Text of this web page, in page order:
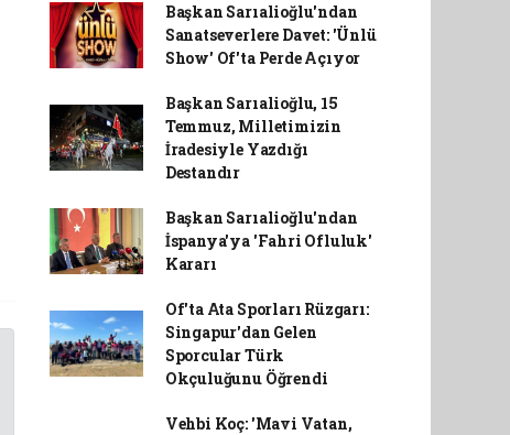
Başkan Sarıalioğlu'ndan
Sanatseverlere Davet: 'Ünlü
Show' Of'ta Perde Açıyor
Başkan Sarıalioğlu, 15
Temmuz, Milletimizin
İradesiyle Yazdığı
Destandır
Başkan Sarıalioğlu'ndan
İspanya'ya 'Fahri Ofluluk'
Kararı
Of'ta Ata Sporları Rüzgarı:
Singapur'dan Gelen
Sporcular Türk
Okçuluğunu Öğrendi
Vehbi Koç: 'Mavi Vatan,